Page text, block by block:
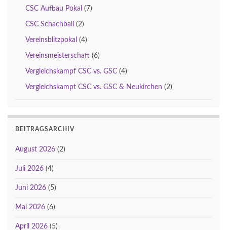
CSC Aufbau Pokal (7)
CSC Schachball (2)
Vereinsblitzpokal (4)
Vereinsmeisterschaft (6)
Vergleichskampf CSC vs. GSC (4)
Vergleichskampt CSC vs. GSC & Neukirchen (2)
BEITRAGSARCHIV
August 2026 (2)
Juli 2026 (4)
Juni 2026 (5)
Mai 2026 (6)
April 2026 (5)